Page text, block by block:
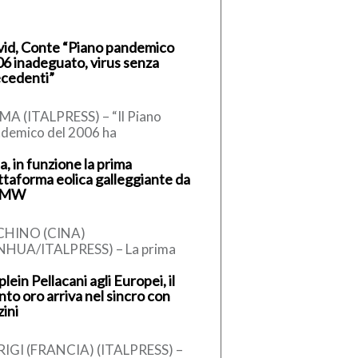
Conte “Piano pandemico
inadeguato, virus senza
(ITALPRESS) – “Il Piano
del 2006 ha
inadeguata, perchè ci
dinanzi a un […]
in funzione la prima
eolica galleggiante da
(CINA)
ITALPRESS) – La prima
da 16 megawatt, sviluppata in
indipendente e dotata di […]
Pellacani agli Europei, il
oro arriva nel sincro con
(FRANCIA) (ITALPRESS) –